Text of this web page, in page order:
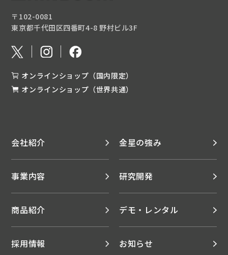
〒102-0081
東京都千代田区四番町4-8 野村ビル3F
オンラインショップ（国内限定）
オンラインショップ（世界共通）
会社紹介 金星の強み
事業内容 研究開発
商品紹介 デモ・レンタル
採用情報 お知らせ